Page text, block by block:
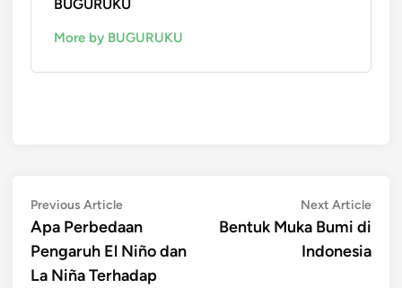
BUGURUKU
More by BUGURUKU
Post
navigation
Previous ArticlePrevious
article:
Apa Perbedaan
Pengaruh El Niño dan
La Niña Terhadap
Next ArticleNext
Bentuk Muka Bumi di
Indonesia